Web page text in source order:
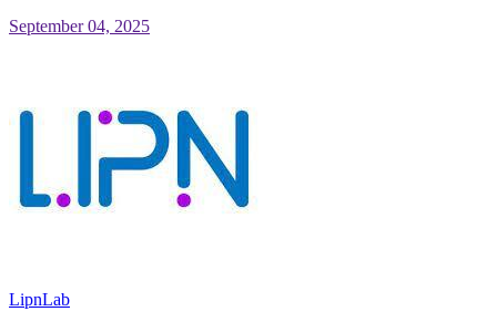
September 04, 2025
LipnLab